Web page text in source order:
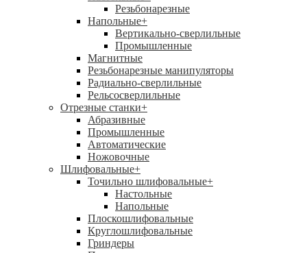
Резьбонарезные
Напольные+
Вертикально-сверлильные
Промышленные
Магнитные
Резьбонарезные манипуляторы
Радиально-сверлильные
Рельсосверлильные
Отрезные станки+
Абразивные
Промышленные
Автоматические
Ножовочные
Шлифовальные+
Точильно шлифовальные+
Настольные
Напольные
Плоскошлифовальные
Круглошлифовальные
Гриндеры